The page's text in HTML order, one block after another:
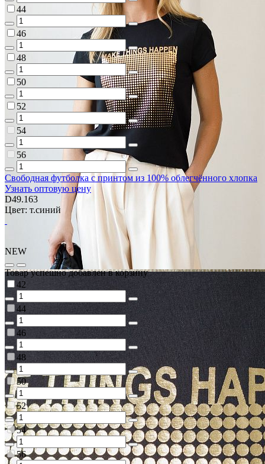
44
46
48
50
52
54
56
Свободная футболка с принтом из 100% облегчённого хлопка
Узнать оптовую цену
D49.163
Цвет: т.синий
NEW
Товар успешно добавлен в корзину
42
44
46
48
50
52
54
56